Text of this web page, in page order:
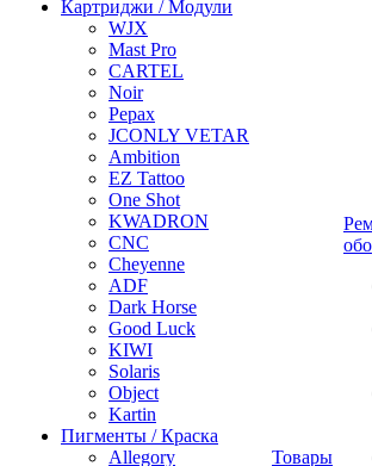
Картриджи / Модули
WJX
Mast Pro
CARTEL
Noir
Pepax
JCONLY VETAR
Ambition
EZ Tattoo
One Shot
KWADRON
CNC
Cheyenne
ADF
Dark Horse
Good Luck
KIWI
Solaris
Object
Kartin
Пигменты / Краска
Allegory
Товары